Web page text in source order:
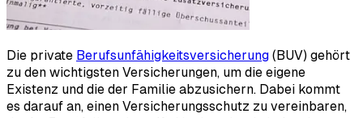
Die private Berufsunfähigkeits­versicherung (BUV) gehört
zu den wichtigsten Versicherungen, um die eigene
Existenz und die der Familie abzusichern. Dabei kommt
es darauf an, einen Versicherungsschutz zu vereinbaren,